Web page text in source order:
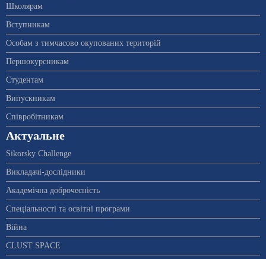
Школярам
Вступникам
Особам з тимчасово окупованих територій
Першокурсникам
Студентам
Випускникам
Співробітникам
Актуальне
Sikorsky Challenge
Викладачі-дослідники
Академічна доброчесність
Спеціальності та освітні програми
Війна
CLUST SPACE